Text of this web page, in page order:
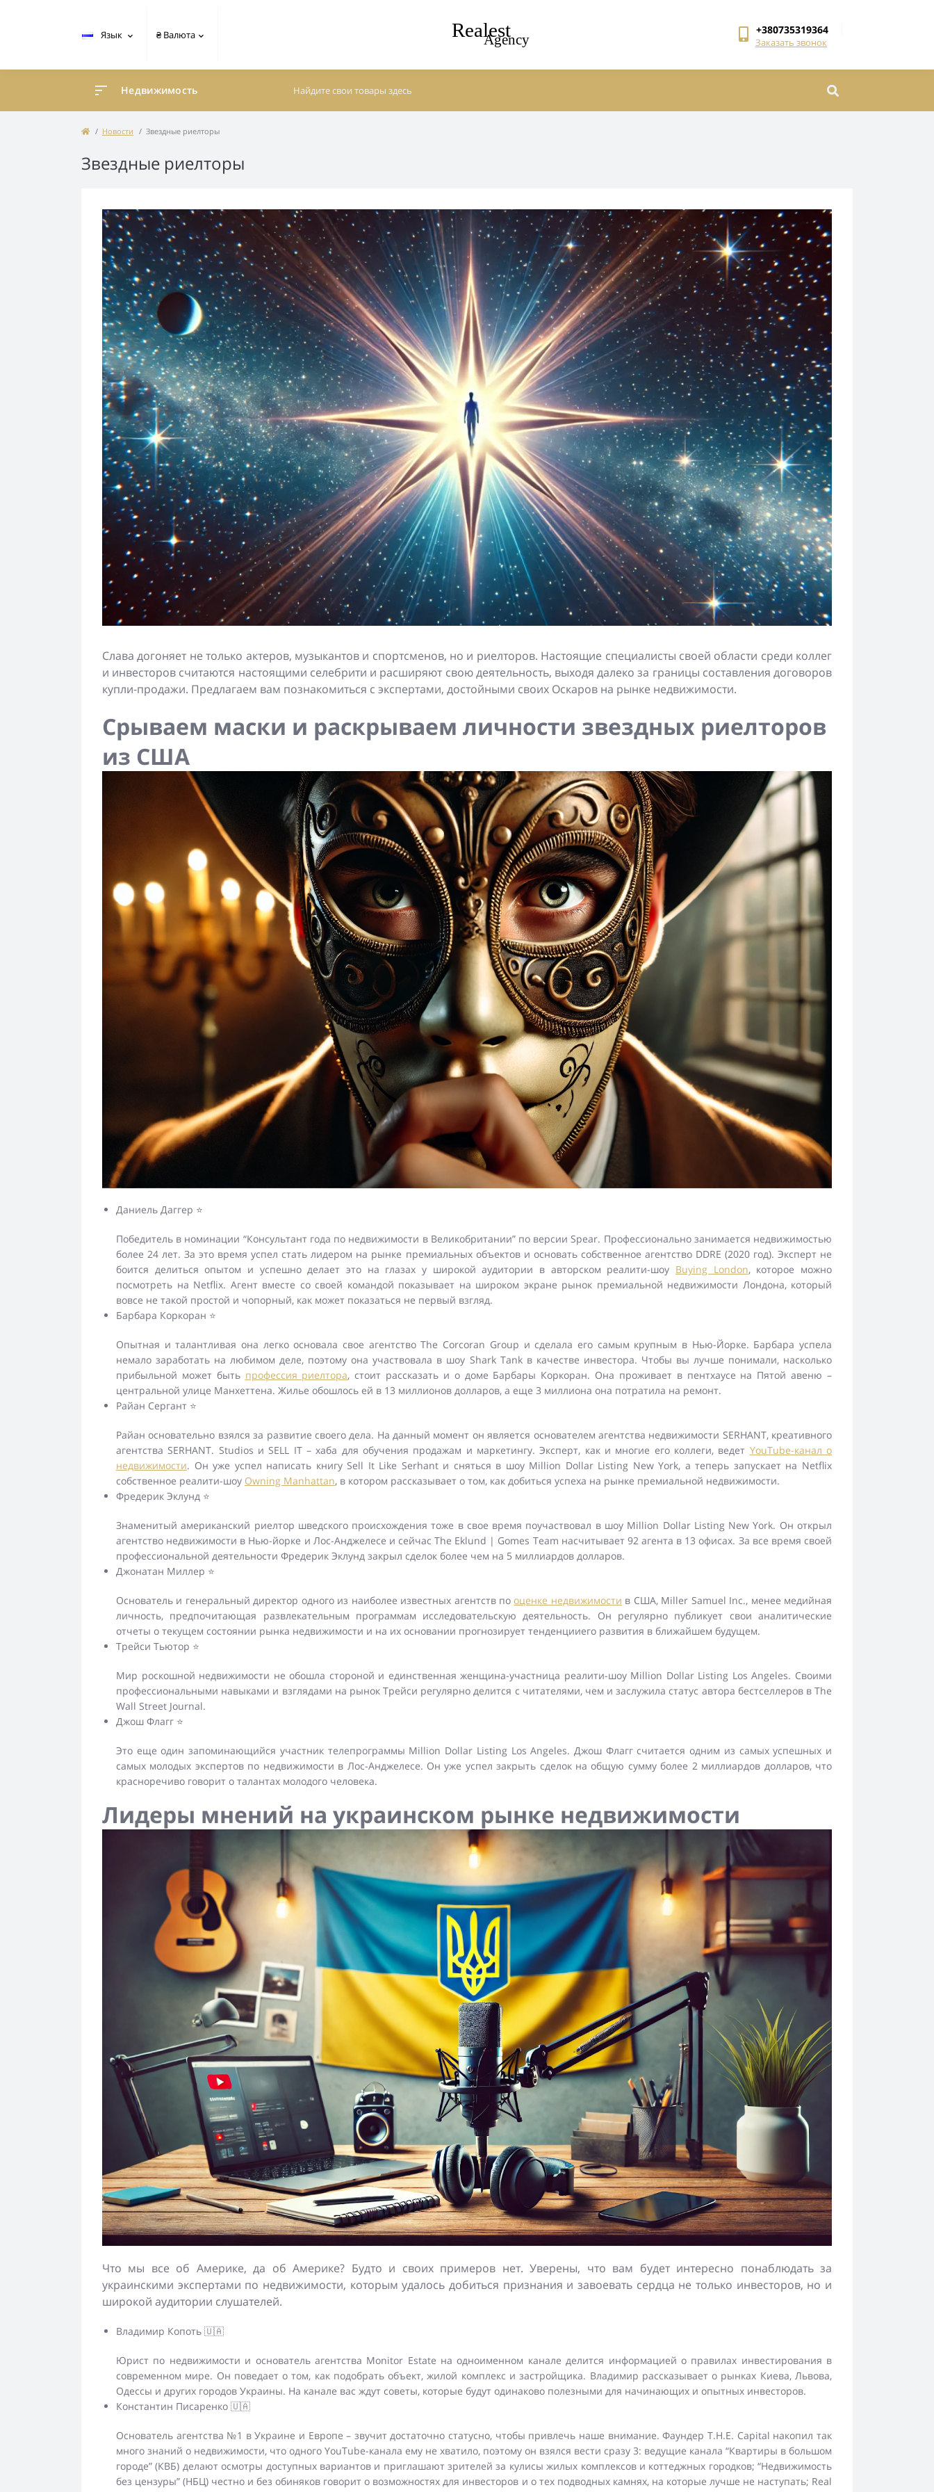
Язык ₴Валюта +380735319364
Заказать звонок
Недвижимость
Новости Звездные риелторы
Звездные риелторы
Слава догоняет не только актеров, музыкантов и спортсменов, но и риелторов. Настоящие специалисты своей области среди коллег
и инвесторов считаются настоящими селебрити и расширяют свою деятельность, выходя далеко за границы составления договоров
купли-продажи. Предлагаем вам познакомиться с экспертами, достойными своих Оскаров на рынке недвижимости.
Срываем маски и раскрываем личности звездных риелторов
из США
Даниель Даггер ⭐
Победитель в номинации “Консультант года по недвижимости в Великобритании” по версии Spear. Профессионально занимается недвижимостью
более 24 лет. За это время успел стать лидером на рынке премиальных объектов и основать собственное агентство DDRE (2020 год). Эксперт не
боится делиться опытом и успешно делает это на глазах у широкой аудитории в авторском реалити-шоу Buying London, которое можно
посмотреть на Netflix. Агент вместе со своей командой показывает на широком экране рынок премиальной недвижимости Лондона, который
вовсе не такой простой и чопорный, как может показаться не первый взгляд.
Барбара Коркоран ⭐
Опытная и талантливая она легко основала свое агентство The Corcoran Group и сделала его самым крупным в Нью-Йорке. Барбара успела
немало заработать на любимом деле, поэтому она участвовала в шоу Shark Tank в качестве инвестора. Чтобы вы лучше понимали, насколько
прибыльной может быть профессия риелтора, стоит рассказать и о доме Барбары Коркоран. Она проживает в пентхаусе на Пятой авеню –
центральной улице Манхеттена. Жилье обошлось ей в 13 миллионов долларов, а еще 3 миллиона она потратила на ремонт.
Райан Сергант ⭐
Райан основательно взялся за развитие своего дела. На данный момент он является основателем агентства недвижимости SERHANT, креативного
агентства SERHANT. Studios и SELL IT – хаба для обучения продажам и маркетингу. Эксперт, как и многие его коллеги, ведет YouTube-канал о
недвижимости. Он уже успел написать книгу Sell It Like Serhant и сняться в шоу Million Dollar Listing New York, а теперь запускает на Netflix
собственное реалити-шоу Owning Manhattan, в котором рассказывает о том, как добиться успеха на рынке премиальной недвижимости.
Фредерик Эклунд ⭐
Знаменитый американский риелтор шведского происхождения тоже в свое время поучаствовал в шоу Million Dollar Listing New York. Он открыл
агентство недвижимости в Нью-йорке и Лос-Анджелесе и сейчас The Eklund | Gomes Team насчитывает 92 агента в 13 офисах. За все время своей
профессиональной деятельности Фредерик Эклунд закрыл сделок более чем на 5 миллиардов долларов.
Джонатан Миллер ⭐
Основатель и генеральный директор одного из наиболее известных агентств пооценке недвижимости в США, Miller Samuel Inc., менее медийная
личность, предпочитающая развлекательным программам исследовательскую деятельность. Он регулярно публикует свои аналитические
отчеты о текущем состоянии рынка недвижимости и на их основании прогнозирует тенденцииего развития в ближайшем будущем.
Трейси Тьютор ⭐
Мир роскошной недвижимости не обошла стороной и единственная женщина-участница реалити-шоу Million Dollar Listing Los Angeles. Своими
профессиональными навыками и взглядами на рынок Трейси регулярно делится с читателями, чем и заслужила статус автора бестселлеров в The
Wall Street Journal.
Джош Флагг ⭐
Это еще один запоминающийся участник телепрограммы Million Dollar Listing Los Angeles. Джош Флагг считается одним из самых успешных и
самых молодых экспертов по недвижимости в Лос-Анджелесе. Он уже успел закрыть сделок на общую сумму более 2 миллиардов долларов, что
красноречиво говорит о талантах молодого человека.
Лидеры мнений на украинском рынке недвижимости
Что мы все об Америке, да об Америке? Будто и своих примеров нет. Уверены, что вам будет интересно понаблюдать за
украинскими экспертами по недвижимости, которым удалось добиться признания и завоевать сердца не только инвесторов, но и
широкой аудитории слушателей.
Владимир Копоть 🇺🇦
Юрист по недвижимости и основатель агентства Monitor Estate на одноименном канале делится информацией о правилах инвестирования в
современном мире. Он поведает о том, как подобрать объект, жилой комплекс и застройщика. Владимир рассказывает о рынках Киева, Львова,
Одессы и других городов Украины. На канале вас ждут советы, которые будут одинаково полезными для начинающих и опытных инвесторов.
Константин Писаренко 🇺🇦
Основатель агентства №1 в Украине и Европе – звучит достаточно статусно, чтобы привлечь наше внимание. Фаундер T.H.E. Capital накопил так
много знаний о недвижимости, что одного YouTube-канала ему не хватило, поэтому он взялся вести сразу 3: ведущие канала “Квартиры в большом
городе” (КВБ) делают осмотры доступных вариантов и приглашают зрителей за кулисы жилых комплексов и коттеджных городков; “Недвижимость
без цензуры” (НБЦ) честно и без обиняков говорит о возможностях для инвесторов и о тех подводных камнях, на которые лучше не наступать; Real